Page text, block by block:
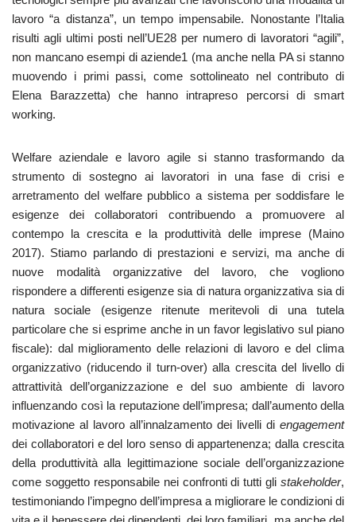
lavoro “a distanza”, un tempo impensabile. Nonostante l’Italia
risulti agli ultimi posti nell’UE28 per numero di lavoratori “agili”,
non mancano esempi di aziende1 (ma anche nella PA si stanno
muovendo i primi passi, come sottolineato nel contributo di
Elena Barazzetta) che hanno intrapreso percorsi di smart
working.
Welfare aziendale e lavoro agile si stanno trasformando da
strumento di sostegno ai lavoratori in una fase di crisi e
arretramento del welfare pubblico a sistema per soddisfare le
esigenze dei collaboratori contribuendo a promuovere al
contempo la crescita e la produttività delle imprese (Maino
2017). Stiamo parlando di prestazioni e servizi, ma anche di
nuove modalità organizzative del lavoro, che vogliono
rispondere a differenti esigenze sia di natura organizzativa sia di
natura sociale (esigenze ritenute meritevoli di una tutela
particolare che si esprime anche in un favor legislativo sul piano
fiscale): dal miglioramento delle relazioni di lavoro e del clima
organizzativo (riducendo il turn-over) alla crescita del livello di
attrattività dell’organizzazione e del suo ambiente di lavoro
influenzando così la reputazione dell’impresa; dall’aumento della
motivazione al lavoro all’innalzamento dei livelli di engagement
dei collaboratori e del loro senso di appartenenza; dalla crescita
della produttività alla legittimazione sociale dell’organizzazione
come soggetto responsabile nei confronti di tutti gli stakeholder,
testimoniando l’impegno dell’impresa a migliorare le condizioni di